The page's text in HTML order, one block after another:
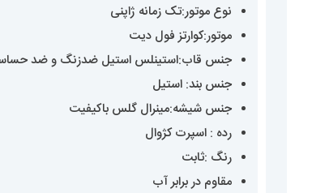
نوع موتور:تک زمانه ژاپنی
موتور:کوارتز فول دیت
جنس قاب:استینلس استیل ضدزنگ و ضد
جنس بند: استیل
جنس شیشه:مینرال گلس باکیفیت
رده : اسپرت کژوال
رنگ :ثابت
مقاوم در برابر آب